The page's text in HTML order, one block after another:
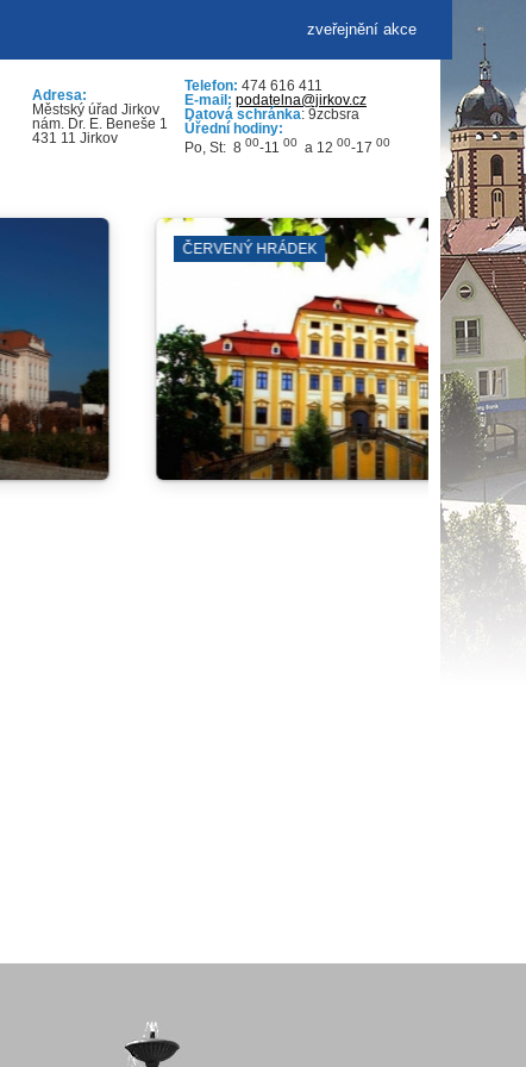
zveřejnění akce
Adresa:
Městský úřad Jirkov
nám. Dr. E. Beneše 1
431 11 Jirkov
Telefon: 474 616 411
E-mail: podatelna@jirkov.cz
Datová schránka: 9zcbsra
Úřední hodiny:
Po, St: 8 00-11 00 a 12 00-17 00
SPORTOVNÍ KLUBY